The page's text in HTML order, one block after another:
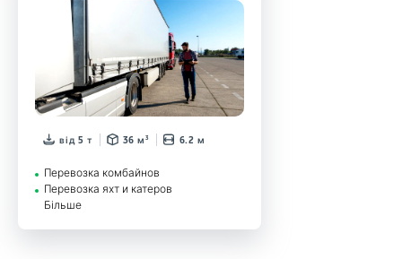
від 5 т 36 м³ 6.2 м
Перевозка комбайнов
Перевозка яхт и катеров
Більше